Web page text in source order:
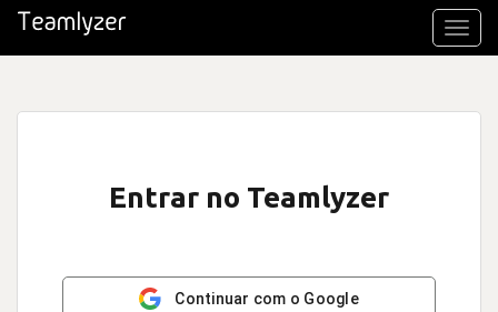
Entrar no Teamlyzer
Continuar com o Google